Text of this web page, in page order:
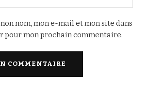
nom, mon e-mail et mon site dans
pour mon prochain commentaire.